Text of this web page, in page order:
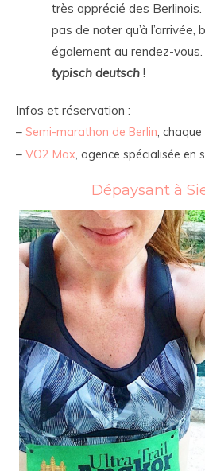
très apprécié des
pas de noter qu’à
également au rendez-vous.
typisch deutsch !
Infos et réservation :
– Semi-marathon de Berlin,
– VO2 Max, agence spécialisée en
Dépaysant à